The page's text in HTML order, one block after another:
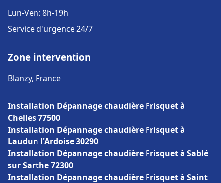
Lun-Ven: 8h-19h
Service d'urgence 24/7
Zone intervention
Blanzy, France
Installation Dépannage chaudière Frisquet à
Chelles 77500
Installation Dépannage chaudière Frisquet à
Laudun l'Ardoise 30290
Installation Dépannage chaudière Frisquet à Sablé
sur Sarthe 72300
Installation Dépannage chaudière Frisquet à Saint